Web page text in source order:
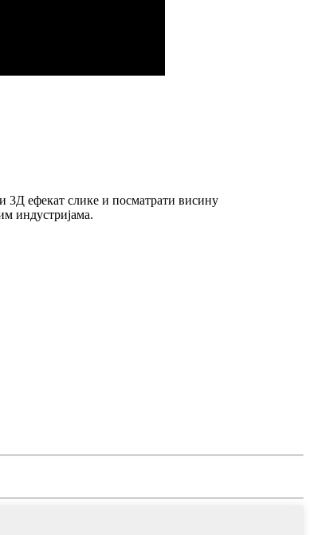
3Д ефекат слике и посматрати висину
индустријама.